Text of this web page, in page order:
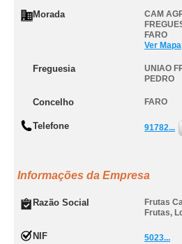
Morada CAM
FARO
Ver Mapa
Freguesia
UNIAO
PEDRO
Concelho FARO
Telefone 91782...
Informações da Empresa
Razão Social
Frutas
Frutas,
NIF 5023...